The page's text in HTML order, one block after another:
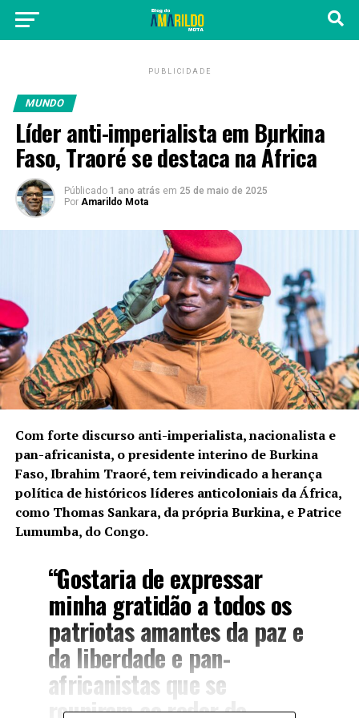
PUBLICIDADE
MUNDO
Líder anti-imperialista em Burkina
Faso, Traoré se destaca na África
Públicado 1 ano atrás em 25 de maio de 2025
Por Amarildo Mota
Com forte discurso anti-imperialista, nacionalista e
pan-africanista, o presidente interino de Burkina
Faso, Ibrahim Traoré, tem reivindicado a herança
política de históricos líderes anticoloniais da África,
como Thomas Sankara, da própria Burkina, e Patrice
Lumumba, do Congo.
“Gostaria de expressar
minha gratidão a todos os
patriotas amantes da paz e
da liberdade e pan-
africanistas que se
reuniram ao redor do